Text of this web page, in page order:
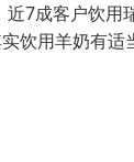
7成客户饮
饮用羊奶有适